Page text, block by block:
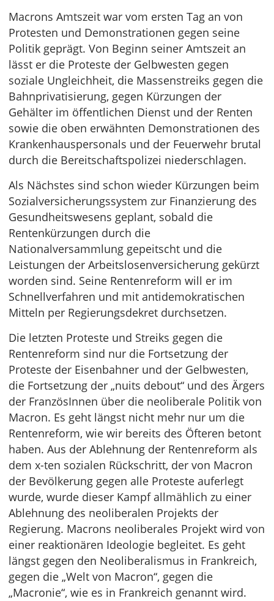
Macrons Amtszeit war vom ersten Tag an von
Protesten und Demonstrationen gegen seine
Politik geprägt. Von Beginn seiner Amtszeit an
lässt er die Proteste der Gelbwesten gegen
soziale Ungleichheit, die Massenstreiks gegen die
Bahnprivatisierung, gegen Kürzungen der
Gehälter im öffentlichen Dienst und der Renten
sowie die oben erwähnten Demonstrationen des
Krankenhauspersonals und der Feuerwehr brutal
durch die Bereitschaftspolizei niederschlagen.
Als Nächstes sind schon wieder Kürzungen beim
Sozialversicherungssystem zur Finanzierung des
Gesundheitswesens geplant, sobald die
Rentenkürzungen durch die
Nationalversammlung gepeitscht und die
Leistungen der Arbeitslosenversicherung gekürzt
worden sind. Seine Rentenreform will er im
Schnellverfahren und mit antidemokratischen
Mitteln per Regierungsdekret durchsetzen.
Die letzten Proteste und Streiks gegen die
Rentenreform sind nur die Fortsetzung der
Proteste der Eisenbahner und der Gelbwesten,
die Fortsetzung der „nuits debout“ und des Ärgers
der FranzösInnen über die neoliberale Politik von
Macron. Es geht längst nicht mehr nur um die
Rentenreform, wie wir bereits des Öfteren betont
haben. Aus der Ablehnung der Rentenreform als
dem x-ten sozialen Rückschritt, der von Macron
der Bevölkerung gegen alle Proteste auferlegt
wurde, wurde dieser Kampf allmählich zu einer
Ablehnung des neoliberalen Projekts der
Regierung. Macrons neoliberales Projekt wird von
einer reaktionären Ideologie begleitet. Es geht
längst gegen den Neoliberalismus in Frankreich,
gegen die „Welt von Macron“, gegen die
„Macronie“, wie es in Frankreich genannt wird.